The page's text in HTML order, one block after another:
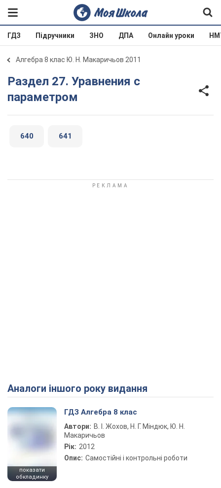
ГДЗ Підручники ЗНО ДПА Онлайн уроки
Алгебра 8 клас Ю. Н. Макаричьов 2011
Раздел 27. Уравнения с
параметром
640 641
Аналоги іншого року видання
показати
обкладинку
ГДЗ Алгебра 8 клас
Автори: В. І. Жохов, Н. Г. Міндюк, Ю. Н.
Макаричьов
Рік: 2012
Опис: Самостійні і контрольні роботи